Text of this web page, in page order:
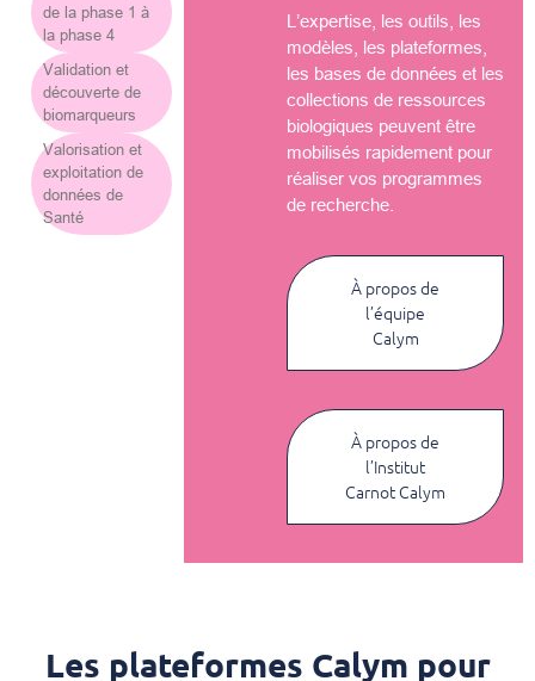
de la phase 1 à
la phase 4
Validation et
découverte de
biomarqueurs
Valorisation et
exploitation de
données de
Santé
L’expertise, les outils, les
modèles, les plateformes,
les bases de données et les
collections de ressources
biologiques peuvent être
mobilisés rapidement pour
réaliser vos programmes
de recherche.
À propos de
l’équipe
Calym
À propos de
l’Institut
Carnot Calym
Les plateformes Calym pour